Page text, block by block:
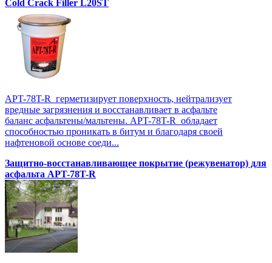
Cold Crack Filler L20SТ
APT-78T-R герметизирует поверхность, нейтрализует
вредные загрязнения и восстанавливает в асфальте
баланс асфальтены/мальтены. APT-78T-R обладает
способностью проникать в битум и благодаря своей
нафтеновой основе соеди...
Защитно-восстанавливающее покрытие (режувенатор) для
асфальта APT-78T-R